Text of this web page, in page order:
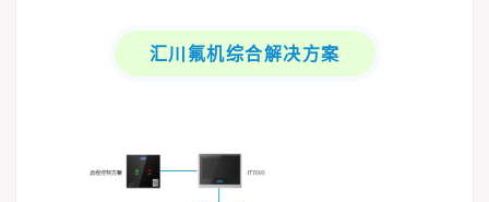
汇川氟机综合解决方案